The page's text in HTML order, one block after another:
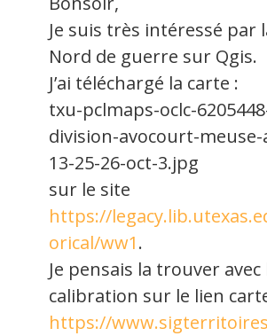
Je suis très intéressé par
Nord de guerre sur Qgis.
J’ai téléchargé la carte :
txu-pclmaps-oclc-
division-avocourt-
13-25-26-oct-3.jpg
sur le site
https://
orical/ww1.
Je pensais la trouver
calibration sur le lien
https://